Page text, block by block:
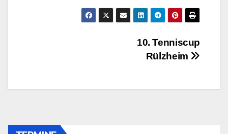
Beitragsnavigation
10. Tenniscup
Rülzheim